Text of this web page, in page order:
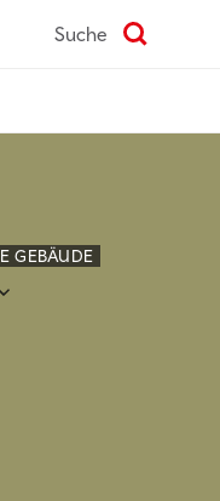
Suche
GEBÄUDE